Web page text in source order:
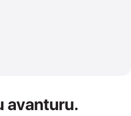
avanturu.